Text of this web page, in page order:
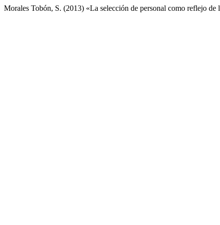
Morales Tobón, S. (2013) «La selección de personal como reflejo